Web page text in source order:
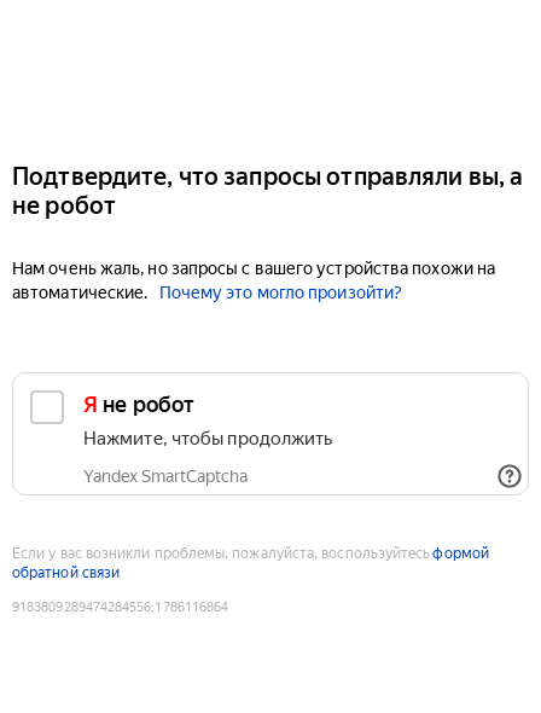
Подтвердите, что запросы отправляли вы, а
не робот
Нам очень жаль, но запросы с вашего устройства похожи на
автоматические.
Почему это могло произойти?
Я не робот
Нажмите, чтобы продолжить
Yandex SmartCaptcha
Если у вас возникли проблемы, пожалуйста, воспользуйтесьформой
обратной связи
9183809289474284556:1786116864